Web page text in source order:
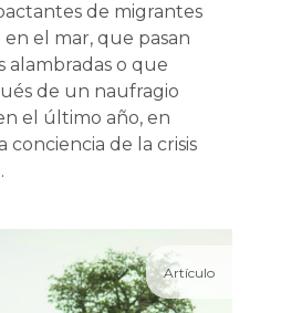
de migrantes
el mar, que pasan
alambradas o que
de un naufragio
el último año, en
conciencia de la crisis
Artículo